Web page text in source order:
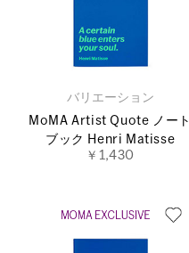
バリエーション
MoMA Artist Quote ノート
ブック Henri Matisse
￥1,430